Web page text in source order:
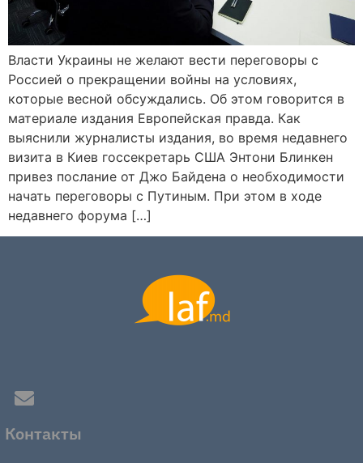
Власти Украины не желают вести переговоры с
Россией о прекращении войны на условиях,
которые весной обсуждались. Об этом говорится в
материале издания Европейская правда. Как
выяснили журналисты издания, во время недавнего
визита в Киев госсекретарь США Энтони Блинкен
привез послание от Джо Байдена о необходимости
начать переговоры с Путиным. При этом в ходе
недавнего форума […]
Контакты